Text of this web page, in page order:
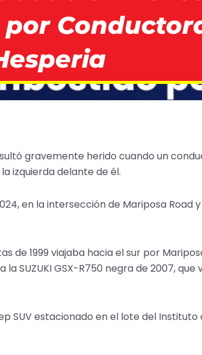
gravemente herido cuando un
izquierda delante de él.
en la intersección de Mariposa Road
de 1999 viajaba hacia el sur por
SUZUKI GSX-R750 negra de 2007, que
SUV estacionado en el lote del Instituto